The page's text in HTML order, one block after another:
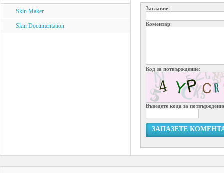
Skin Maker
Skin Documentation
Заглавие:
Коментар:
Код за потвърждение:
Въведете кода за
ЗАПАЗЕТЕ